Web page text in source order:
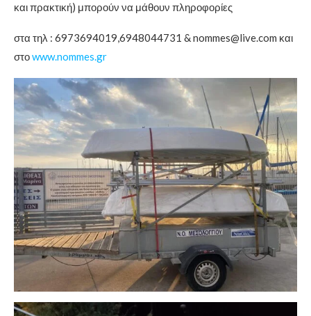
και πρακτική) μπορούν να μάθουν πληροφορίες
στα τηλ : 6973694019,6948044731 & nommes@live.com και
στοwww.nommes.gr